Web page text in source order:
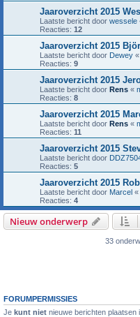
Jaaroverzicht 2015
Laatste bericht door wessele
Reacties: 12
Jaaroverzicht 2015
Laatste bericht door Dewey «
Reacties: 9
Jaaroverzicht 2015
Laatste bericht door Rens «
Reacties: 8
Jaaroverzicht 2015
Laatste bericht door Rens «
Reacties: 11
Jaaroverzicht 2015
Laatste bericht door
Reacties: 5
Jaaroverzicht 2015 Rob
Laatste bericht door Marcel «
Reacties: 4
Nieuw onderwerp
33
FORUMPERMISSIES
Je kunt niet nieuwe berichten plaatsen